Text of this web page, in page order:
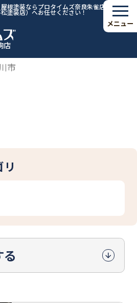
根塗装ならプロタイムズ奈良朱雀店・生駒
塗装店）へお任せください！
店
メニュー
市